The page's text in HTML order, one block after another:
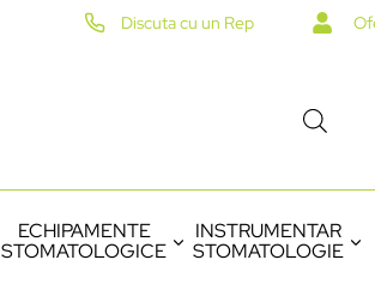
Discuta cu un Rep
ECHIPAMENTE
STOMATOLOGICE
INSTRUMENTAR
STOMATOLOGIE